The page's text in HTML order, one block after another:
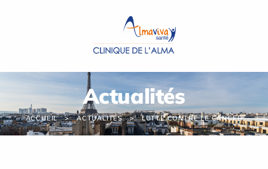
Actualités
ACCUEIL ACTUALITÉS LUTTE CONTRE LE CANCER